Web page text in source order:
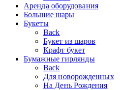
Аренда оборудования
Большие шары
Букеты
Back
Букет из шаров
Крафт букет
Бумажные гирлянды
Back
Для новорожденных
На День Рождения